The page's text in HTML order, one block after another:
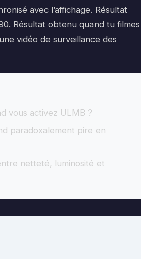
avec l’affichage. Résultat
Résultat obtenu quand tu filmes
vidéo de surveillance des
vous activez ULMB ?
paradoxalement pire en
netteté, luminosité et